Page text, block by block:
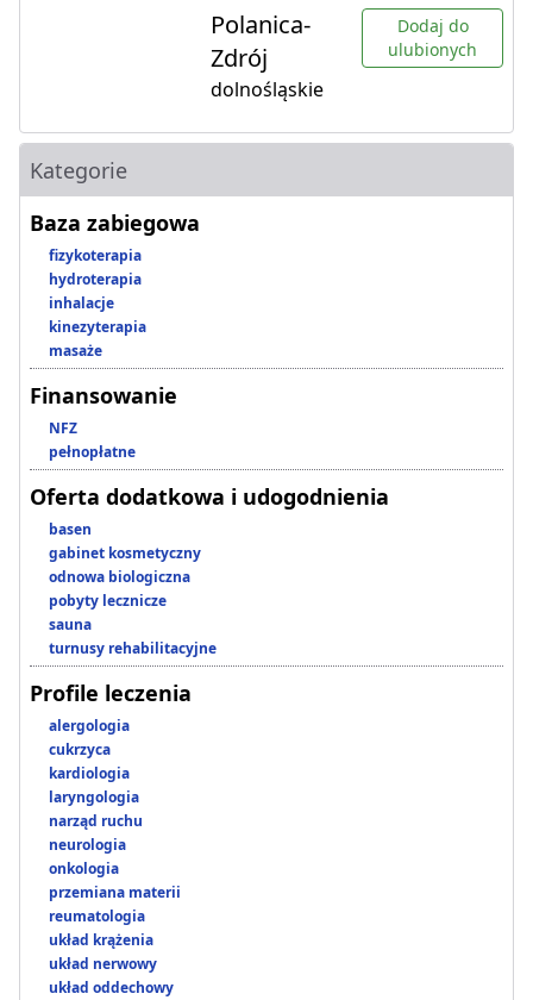
Polanica-
Zdrój
dolnośląskie
Dodaj do
ulubionych
Kategorie
Baza zabiegowa
fizykoterapia
hydroterapia
inhalacje
kinezyterapia
masaże
Finansowanie
NFZ
pełnopłatne
Oferta dodatkowa i udogodnienia
basen
gabinet kosmetyczny
odnowa biologiczna
pobyty lecznicze
sauna
turnusy rehabilitacyjne
Profile leczenia
alergologia
cukrzyca
kardiologia
laryngologia
narząd ruchu
neurologia
onkologia
przemiana materii
reumatologia
układ krążenia
układ nerwowy
układ oddechowy